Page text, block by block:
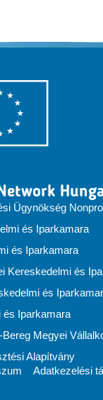
Ügynökség
és Iparkamara
és Iparkamara
Kereskedelmi és
és
és Iparkamara
Megyei
Alapítvány
Adatkezelési